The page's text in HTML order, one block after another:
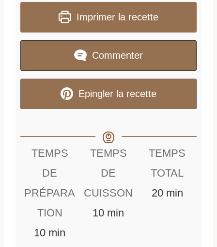
Imprimer la recette
Commenter
Epingler la recette
TEMPS
DE
PRÉPARA
TION
10mmin
TEMPS
DE
CUISSON
10mmin
TEMPS
TOTAL
20mmin